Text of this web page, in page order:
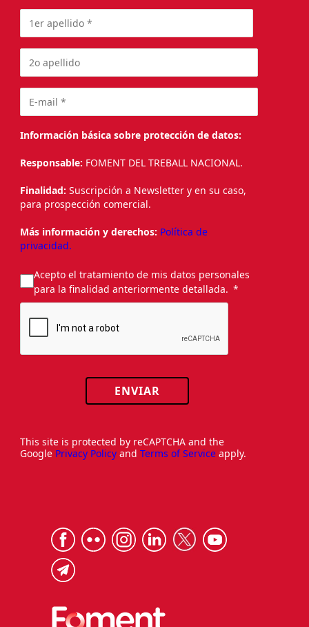
Información básica sobre protección de datos:
Responsable: FOMENT DEL TREBALL NACIONAL.
Finalidad: Suscripción a Newsletter y en su caso,
para prospección comercial.
Más información y derechos: Política de
privacidad.
Acepto el tratamiento de mis datos personales
para la finalidad anteriormente detallada.
ENVIAR
This site is protected by reCAPTCHA and the
Google Privacy Policy and Terms of Service apply.